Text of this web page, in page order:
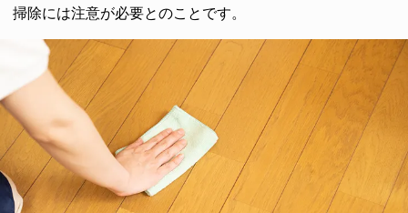
掃除には注意が必要とのことです。